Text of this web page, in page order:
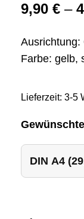
9,90 € –
Ausrichtung:
Farbe: gelb,
Lieferzeit: 3-5